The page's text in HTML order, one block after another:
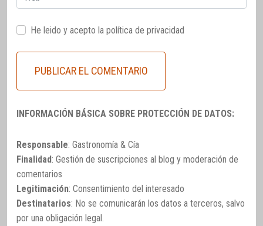
He leido y acepto la política de privacidad
INFORMACIÓN BÁSICA SOBRE PROTECCIÓN DE DATOS:
Responsable: Gastronomía & Cía
Finalidad: Gestión de suscripciones al blog y moderación de
comentarios
Legitimación: Consentimiento del interesado
Destinatarios: No se comunicarán los datos a terceros, salvo
por una obligación legal.